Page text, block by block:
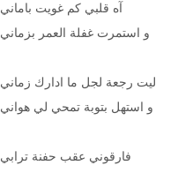
آه قلبي كم غويت باماني
و استمرت غفلة العمر بزماني
ليت رجعة لجل ما ادارك زماني
و استهل بتوبة تمحي لي هواني
فارقوني عقب حفنة ترابي